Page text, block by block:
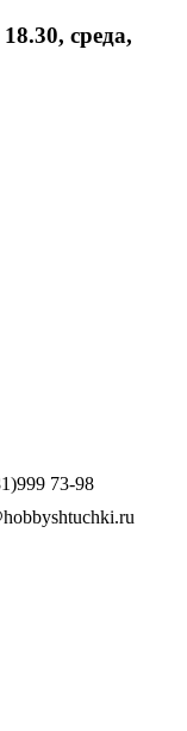
среда,
73-98